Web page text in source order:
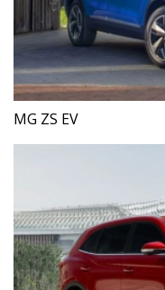
MG ZS EV